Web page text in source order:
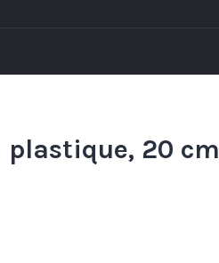
plastique, 20 cm